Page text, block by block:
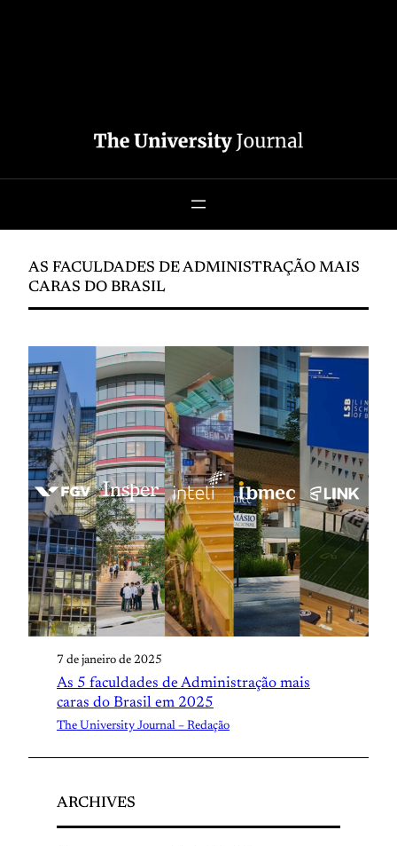
AS FACULDADES DE ADMINISTRAÇÃO MAIS
CARAS DO BRASIL
7 de janeiro de 2025
As 5 faculdades de Administração mais
caras do Brasil em 2025
The University Journal – Redação
ARCHIVES